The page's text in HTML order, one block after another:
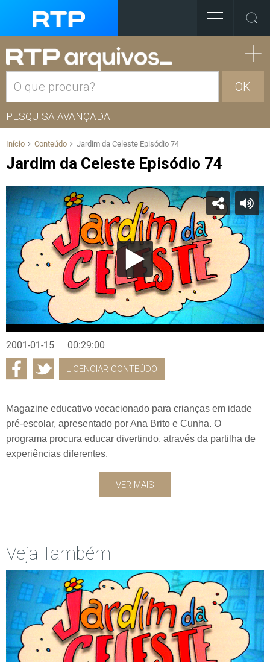
OK
PESQUISA AVANÇADA
Início Conteúdo Jardim da Celeste Episódio 74
Jardim da Celeste Episódio 74
2001-01-15 00:29:00
LICENCIAR CONTEÚDO
Magazine educativo vocacionado para crianças em idade
pré-escolar, apresentado por Ana Brito e Cunha. O
programa procura educar divertindo, através da partilha de
experiências diferentes.
VER MAIS
Veja Também